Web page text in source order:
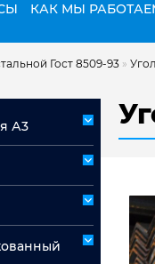
КАК МЫ
Гост 8509-93 »
А3